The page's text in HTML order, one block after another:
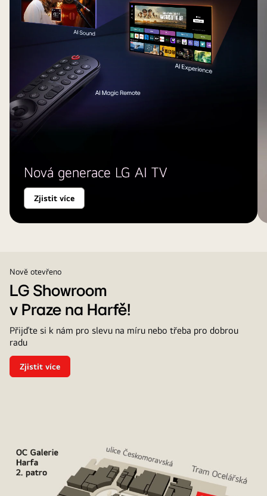
Nová generace LG AI TV
Zjistit více
Nově otevřeno
LG Showroom
v Praze na Harfě!
Přijďte si k nám pro slevu na míru nebo třeba pro dobrou
radu
LG
Showroom
Zjistit více